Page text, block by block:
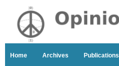
Home Archives Publications